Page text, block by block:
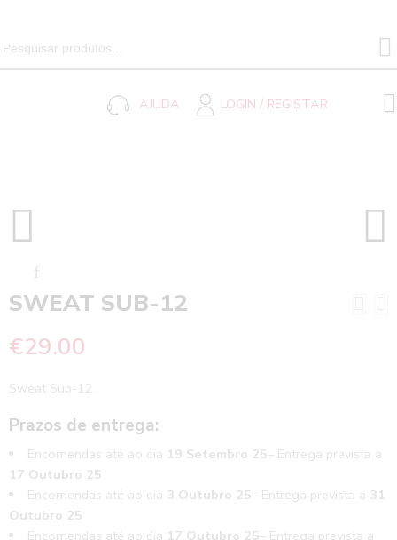
Search
for:
AJUDA LOGIN / REGISTAR
SWEAT SUB-12
€29.00
Sweat Sub-12.
Prazos de entrega:
Encomendas até ao dia 19 Setembro 25– Entrega prevista a
17 Outubro 25
Encomendas até ao dia 3 Outubro 25– Entrega prevista a 31
Outubro 25
Encomendas até ao dia 17 Outubro 25– Entrega prevista a